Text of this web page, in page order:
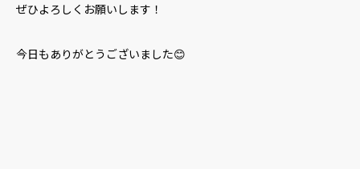
ぜひよろしくお願いします！
今日もありがとうございました😊